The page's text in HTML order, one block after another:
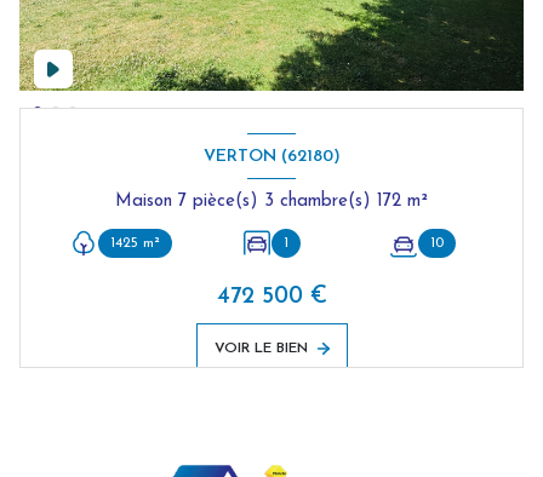
VERTON (62180)
Maison 7 pièce(s) 3 chambre(s) 172 m²
1425 m² 10
472 500 €
VOIR LE BIEN